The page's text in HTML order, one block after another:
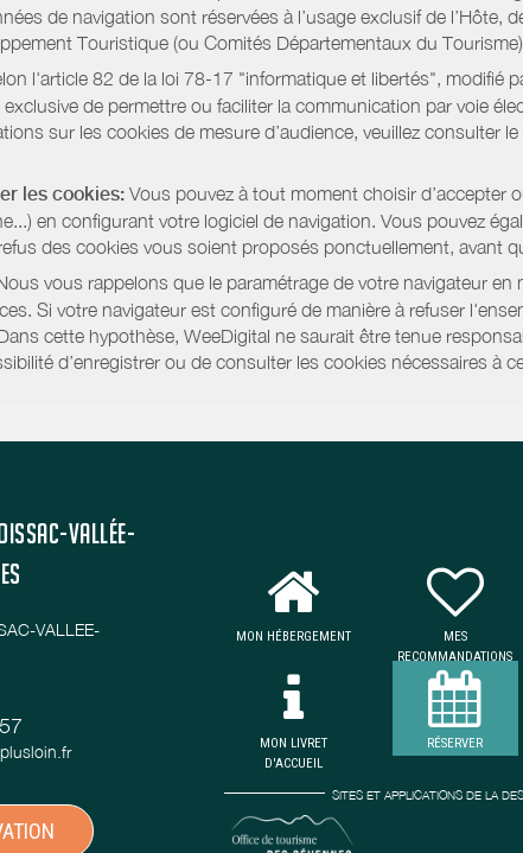
de navigation sont réservées à l’usage exclusif de l’Hôte,
Touristique (ou Comités Départementaux du
l'article 82 de la loi 78-17 "informatique et libertés",
de permettre ou faciliter la communication par voie
sur les cookies de mesure d’audience, veuillez
les cookies: Vous pouvez à tout moment choisir d’accepter
en configurant votre logiciel de navigation. Vous pouvez
des cookies vous soient proposés ponctuellement, avant
vous rappelons que le paramétrage de votre navigateur
Si votre navigateur est configuré de manière à refuser
cette hypothèse, WeeDigital ne saurait être tenue
d’enregistrer ou de consulter les cookies nécessaires à
VALLÉE-
VALLEE-
MON HÉBERGEMENT
MES
RECOMMANDATIONS
MON LIVRET
D'ACCUEIL
RÉSERVER
SITES ET APPLICATIONS DE LA